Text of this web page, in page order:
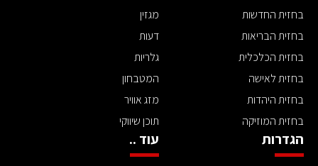
בחזית החדשות
בחזית הבריאות
בחזית הכלכלית
בחזית לאישה
בחזית היהדות
בחזית המוזיקה
מגזין
דעות
גלריות
המטבחון
מזג אוויר
תוכן שיווקי
הגדרות עוד ..